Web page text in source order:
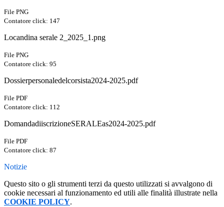
File PNG
Contatore click: 147
Locandina serale 2_2025_1.png
File PNG
Contatore click: 95
Dossierpersonaledelcorsista2024-2025.pdf
File PDF
Contatore click: 112
DomandadiiscrizioneSERALEas2024-2025.pdf
File PDF
Contatore click: 87
Notizie
Questo sito o gli strumenti terzi da questo utilizzati si avvalgono di
cookie necessari al funzionamento ed utili alle finalità illustrate nella
COOKIE POLICY.